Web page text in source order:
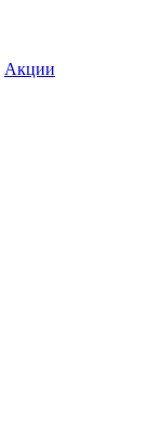
Акции